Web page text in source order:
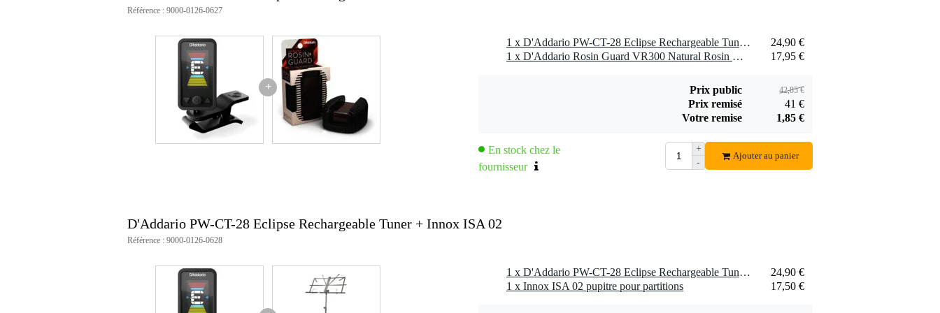
Référence : 9000-0126-0627
+
1 x D'Addario PW-CT-28 Eclipse Rechargeable Tuner accordeur à pince rechargeable pour violoncelle et contrebasse
24,90 €
1 x D'Addario Rosin Guard VR300 Natural Rosin Dark résine pour violon / alto /violoncelle
17,95 €
Prix public 42,85 €
Prix remisé
41 €
Votre remise
1,85 €
En stock chez le
fournisseur
+
-
Ajouter au panier
D'Addario PW-CT-28 Eclipse Rechargeable Tuner + Innox ISA 02
Référence : 9000-0126-0628
1 x D'Addario PW-CT-28 Eclipse Rechargeable Tuner accordeur à pince rechargeable pour violoncelle et contrebasse
24,90 €
1 x Innox ISA 02 pupitre pour partitions
17,50 €